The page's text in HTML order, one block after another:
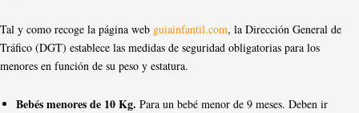
Tal y como recoge la página web guiainfantil.com, la Dirección General de
Tráfico (DGT) establece las medidas de seguridad obligatorias para los
menores en función de su peso y estatura.
Bebés menores de 10 Kg. Para un bebé menor de 9 meses. Deben ir